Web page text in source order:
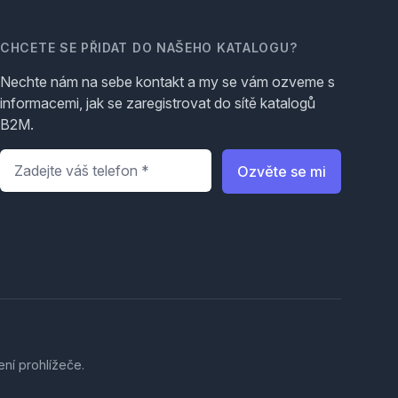
CHCETE SE PŘIDAT DO NAŠEHO KATALOGU?
Nechte nám na sebe kontakt a my se vám ozveme s
informacemi, jak se zaregistrovat do sítě katalogů
B2M.
Telefon
Ozvěte se mi
prohlížeče.